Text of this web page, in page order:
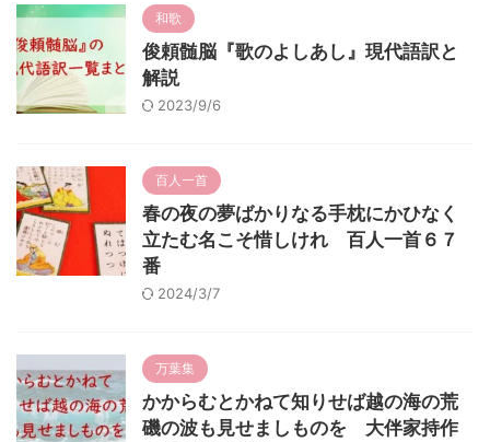
和歌
俊頼髄脳『歌のよしあし』現代語訳と
解説
2023/9/6
百人一首
春の夜の夢ばかりなる手枕にかひなく
立たむ名こそ惜しけれ 百人一首６７
番
2024/3/7
万葉集
かからむとかねて知りせば越の海の荒
磯の波も見せましものを 大伴家持作